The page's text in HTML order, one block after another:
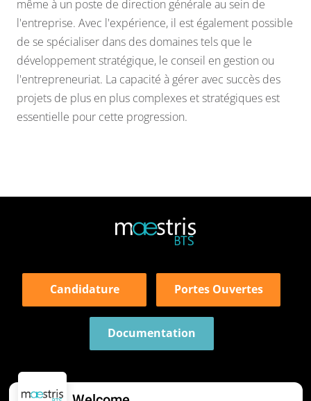
même à un poste de direction générale au sein de
l'entreprise. Avec l'expérience, il est également possible
de se spécialiser dans des domaines tels que le
développement stratégique, le conseil en gestion ou
l'entrepreneuriat. La capacité à gérer avec succès des
projets de plus en plus complexes et stratégiques est
essentielle pour cette progression.
Candidature Portes Ouvertes
Documentation